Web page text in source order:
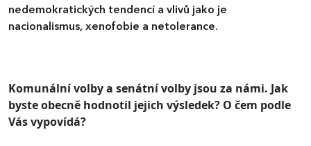
nedemokratických tendencí a vlivů jako je
nacionalismus, xenofobie a netolerance.
Komunální volby a senátní volby jsou za námi. Jak
byste obecně hodnotil jejich výsledek? O čem podle
Vás vypovídá?